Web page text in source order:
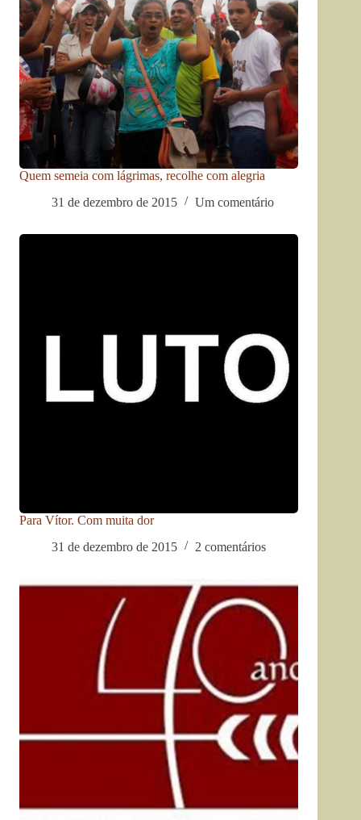
Quem semeia com lágrimas, recolhe com alegria
31 de dezembro de 2015
Um comentário
Para Vítor. Com muita dor
31 de dezembro de 2015
2 comentários